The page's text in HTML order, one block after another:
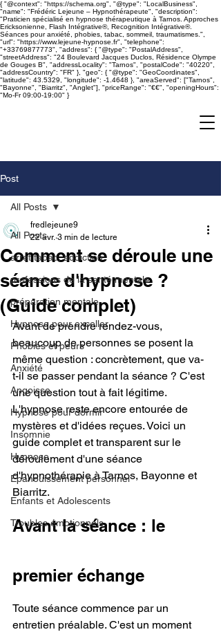
{ "@context": "https://schema.org", "@type": "LocalBusiness",
"name": "Frédéric Lejeune – Hypnothérapeute", "description":
"Praticien spécialisé en hypnose thérapeutique à Tarnos. Approches
Ericksonienne, Flash Intégrative®, Recognition Intégrative®.
Séances pour anxiété, phobies, tabac, sommeil, traumatismes.",
"url": "https://www.lejeune-hypnose.fr", "telephone":
"+33769877773", "address": { "@type": "PostalAddress",
"streetAddress": "24 Boulevard Jacques Duclos, Résidence Olympe
de Gouges B", "addressLocality": "Tarnos", "postalCode": "40220",
"addressCountry": "FR" }, "geo": { "@type": "GeoCoordinates",
"latitude": 43.5329, "longitude": -1.4648 }, "areaServed": ["Tarnos",
"Bayonne", "Biarritz", "Anglet"], "priceRange": "€€", "openingHours":
"Mo-Fr 09:00-19:00" }
Post
All Posts
arret tabac, addiction
professions de la santé mentale
préparation mentale
Hypnose pour exceller
Phobies et peurs
Anxiété
Angoisse
Hypnose pour dormir
Insomnie
Hypnose
Epanouissement personnel
Enfants et Adolescents
Troubles émotionnels
All Posts
Comment se déroule une
séance d'hypnose ?
(Guide complet)
fredlejeune9
22 avr. 3 min de lecture
Avant de prendre rendez-vous,
beaucoup de personnes se posent la
même question : concrètement, que va-
t-il se passer pendant la séance ? C'est
une question tout à fait légitime.
L'hypnose reste encore entourée de
mystères et d'idées reçues. Voici un
guide complet et transparent sur le
déroulement d'une séance
d'hypnothérapie à Tarnos, Bayonne et
Biarritz.
Avant la séance : le
premier échange
Toute séance commence par un
entretien préalable. C'est un moment